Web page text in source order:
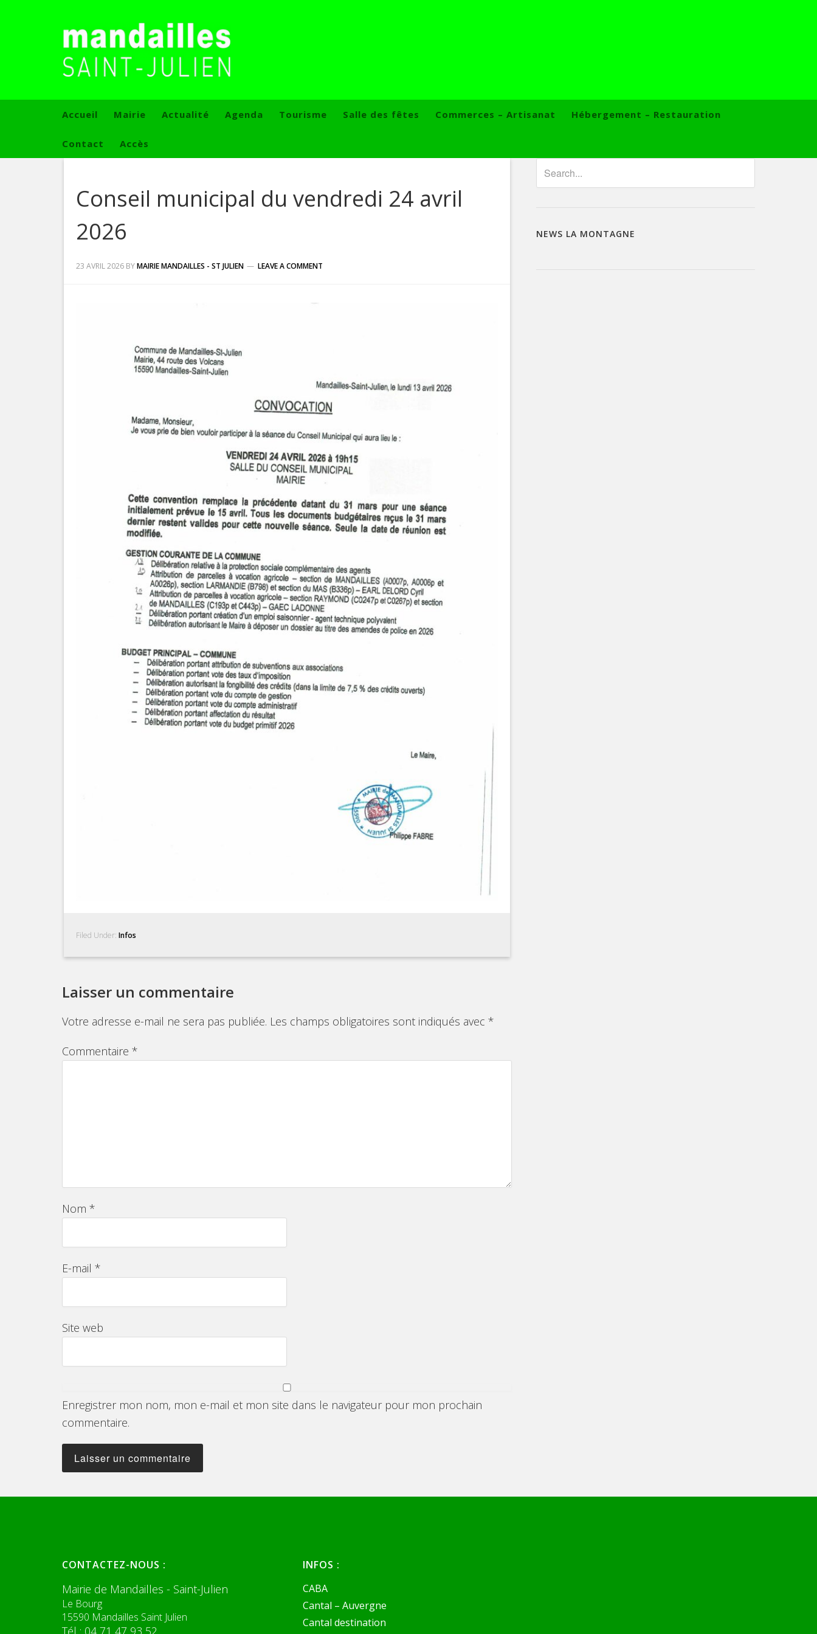
Accueil Mairie Actualité Agenda Tourisme Salle des fêtes Commerces – Artisanat Hébergement – Restauration
Contact Accès
Conseil municipal du vendredi 24 avril
2026
23 AVRIL 2026 BYMAIRIE MANDAILLES - ST JULIEN LEAVE A COMMENT
Filed Under: Infos
Laisser un commentaire
Votre adresse e-mail ne sera pas publiée. Les champs obligatoires sont indiqués avec *
Commentaire *
Nom *
E-mail *
Site web
Enregistrer mon nom, mon e-mail et mon site dans le navigateur pour mon prochain
commentaire.
NEWS LA MONTAGNE
CONTACTEZ-NOUS :
Mairie de Mandailles - Saint-Julien
Le Bourg
15590 Mandailles Saint Julien
INFOS :
CABA
Cantal – Auvergne
Cantal destination